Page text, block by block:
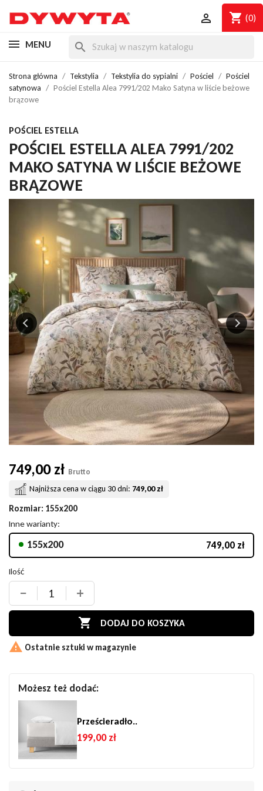
shopping_cart (0)

MENU search
Strona główna Tekstylia Tekstylia do sypialni Pościel
Pościel
satynowa
Pościel Estella Alea 7991/202 Mako Satyna w liście beżowe
brązowe
POŚCIEL ESTELLA
POŚCIEL ESTELLA ALEA 7991/202
MAKO SATYNA W LIŚCIE BEŻOWE
BRĄZOWE
749,00 zł Brutto
Najniższa cena w ciągu 30 dni: 749,00 zł
Rozmiar: 155x200
Inne warianty:
155x200 749,00 zł
Ilość
− +
 DODAJ DO KOSZYKA
 Ostatnie sztuki w magazynie
Możesz też dodać:
Prześcieradło..
199,00 zł